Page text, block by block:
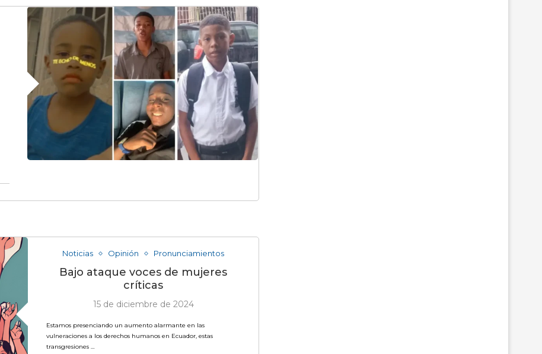
Noticias Opinión Pronunciamientos
Bajo ataque voces de mujeres
críticas
15 de diciembre de 2024
Estamos presenciando un aumento alarmante en las
vulneraciones a los derechos humanos en Ecuador, estas
transgresiones …